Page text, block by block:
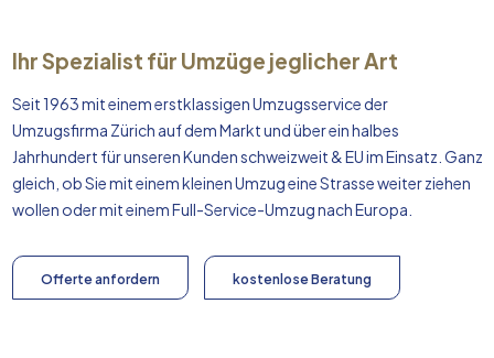
Ihr Spezialist für Umzüge jeglicher Art
Seit 1963 mit einem erstklassigen Umzugsservice der
Umzugsfirma Zürich auf dem Markt und über ein halbes
Jahrhundert für unseren Kunden schweizweit & EU im Einsatz. Ganz
gleich, ob Sie mit einem kleinen Umzug eine Strasse weiter ziehen
wollen oder mit einem Full-Service-Umzug nachEuropa
Offerte anfordern kostenlose Beratung